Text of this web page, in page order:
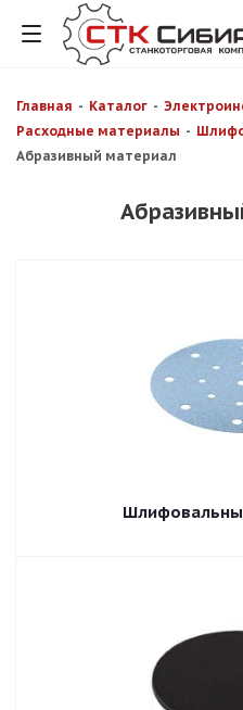
Главная - Каталог -
Расходные материалы -
Абразивный материал